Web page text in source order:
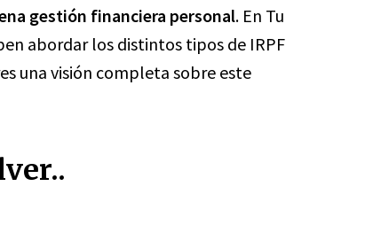
gestión financiera personal. En Tu
abordar los distintos tipos de IRPF
una visión completa sobre este